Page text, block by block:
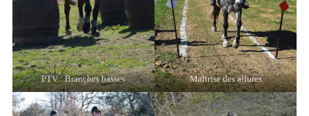
PTV : Branches basses Maîtrise des allures